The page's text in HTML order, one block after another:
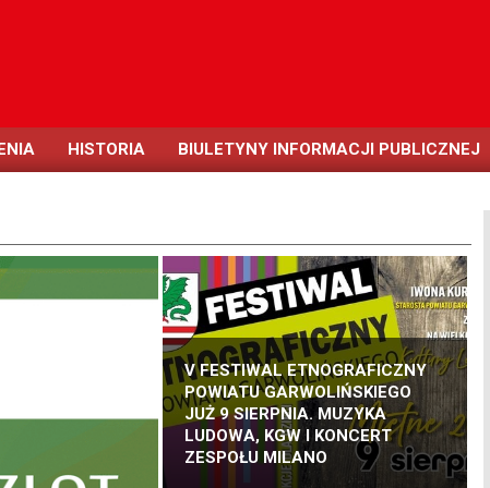
HISTORIA BIULETYNY INFORMACJI PUBLICZNEJ
V FESTIWAL ETNOGRAFICZNY
POWIATU GARWOLIŃSKIEGO
JUŻ 9 SIERPNIA. MUZYKA
LUDOWA, KGW I KONCERT
ZESPOŁU MILANO